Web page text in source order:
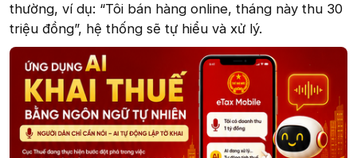
thường, ví dụ: “Tôi bán hàng online, tháng này thu 30
triệu đồng”, hệ thống sẽ tự hiểu và xử lý.